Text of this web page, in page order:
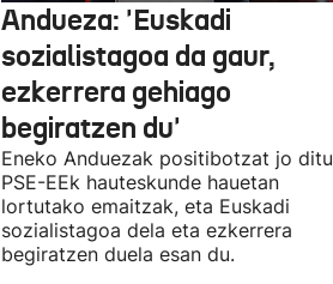
Andueza: 'Euskadi
sozialistagoa da gaur,
ezkerrera gehiago
begiratzen du'
Eneko Anduezak positibotzat jo ditu
PSE-EEk hauteskunde hauetan
lortutako emaitzak, eta Euskadi
sozialistagoa dela eta ezkerrera
begiratzen duela esan du.